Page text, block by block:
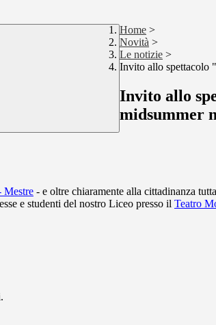
Home >
Novità >
Le notizie >
Invito allo spettacolo
Invito allo
midsummer
Mestre - e oltre chiaramente alla cittadinanza
e studenti del nostro Liceo presso il Teatro